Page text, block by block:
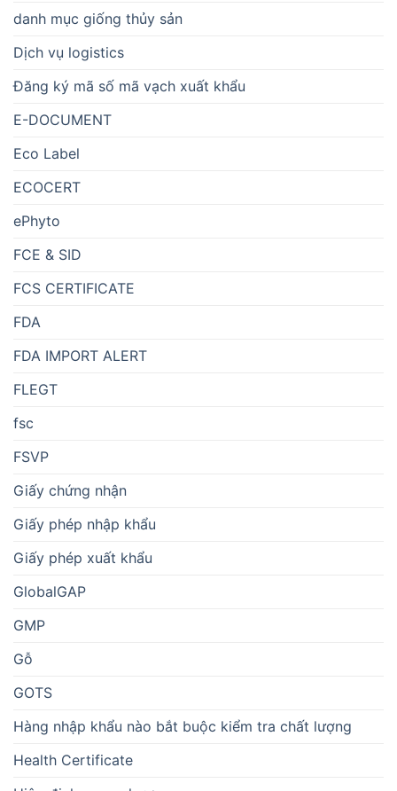
danh mục giống thủy sản
Dịch vụ logistics
Đăng ký mã số mã vạch xuất khẩu
E-DOCUMENT
Eco Label
ECOCERT
ePhyto
FCE & SID
FCS CERTIFICATE
FDA
FDA IMPORT ALERT
FLEGT
fsc
FSVP
Giấy chứng nhận
Giấy phép nhập khẩu
Giấy phép xuất khẩu
GlobalGAP
GMP
Gỗ
GOTS
Hàng nhập khẩu nào bắt buộc kiểm tra chất lượng
Health Certificate